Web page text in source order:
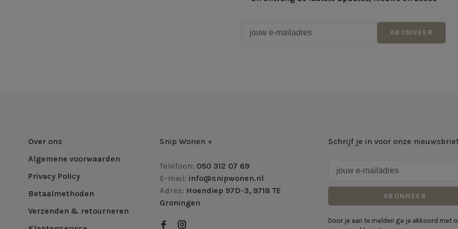
ABONNEER
Over ons
Algemene voorwaarden
Privacy Policy
Betaalmethoden
Verzenden & retourneren
Snip Wonen +
Telefoon: 050 312 07 69
E-mail: info@snipwonen.nl
Adres: Hoendiep 97D-3, 9718 TE
Groningen
Schrijf je in voor onze
ABONNEER
Door je aan te melden ga je akkoord met